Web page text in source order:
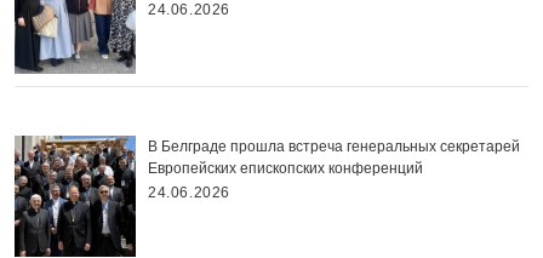
24.06.2026
В Белграде прошла встреча генеральных секретарей
Европейских епископских конференций
24.06.2026